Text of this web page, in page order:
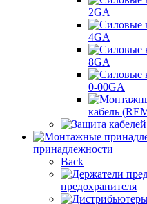
2GA
4GA
8GA
0-00GA
кабель
принадлежности
Back
предохранителя